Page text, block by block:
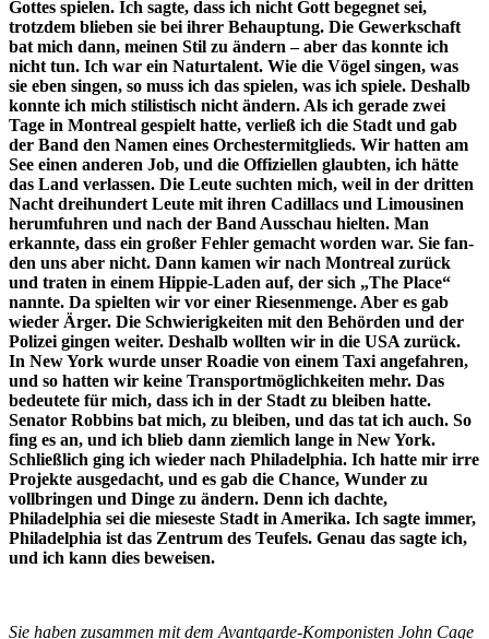
Gottes spielen. Ich sagte, dass ich nicht Gott begegnet sei,
trotzdem blieben sie bei ihrer Behauptung. Die Gewerkschaft
bat mich dann, meinen Stil zu ändern – aber das konnte ich
nicht tun. Ich war ein Naturtalent. Wie die Vögel singen, was
sie eben singen, so muss ich das spielen, was ich spiele. Deshalb
konnte ich mich stilistisch nicht ändern. Als ich gerade zwei
Tage in Montreal ge­spielt hatte, verließ ich die Stadt und gab
der Band den Namen eines Orchestermit­glieds. Wir hatten am
See einen anderen Job, und die Offiziellen glaubten, ich hätte
das Land verlassen. Die Leute suchten mich, weil in der dritten
Nacht dreihundert Leute mit ihren Cadillacs und Limousinen
herumfuhren und nach der Band Aus­schau hielten. Man
erkannte, dass ein gro­ßer Fehler gemacht worden war. Sie fan­
den uns aber nicht. Dann kamen wir nach Montreal zurück
und traten in einem Hip­pie-Laden auf, der sich „The Place“
nannte. Da spielten wir vor einer Riesen­menge. Aber es gab
wieder Ärger. Die Schwierigkeiten mit den Behörden und der
Polizei gingen weiter. Deshalb wollten wir in die USA zurück.
In New York wurde unser Roadie von einem Taxi angefahren,
und so hatten wir keine Transportmöglich­keiten mehr. Das
bedeutete für mich, dass ich in der Stadt zu bleiben hatte.
Senator Robbins bat mich, zu bleiben, und das tat ich auch. So
fing es an, und ich blieb dann ziemlich lange in New York.
Schließlich ging ich wieder nach Philadelphia. Ich hat­te mir irre
Projekte ausgedacht, und es gab die Chance, Wunder zu
vollbringen und Dinge zu ändern. Denn ich dachte,
Philadelphia sei die mieseste Stadt in Amerika. Ich sagte immer,
Philadelphia ist das Zentrum des Teufels. Genau das sag­te ich,
und ich kann dies beweisen.
Sie haben zusammen mit dem Avantgar­de-Komponisten John Cage